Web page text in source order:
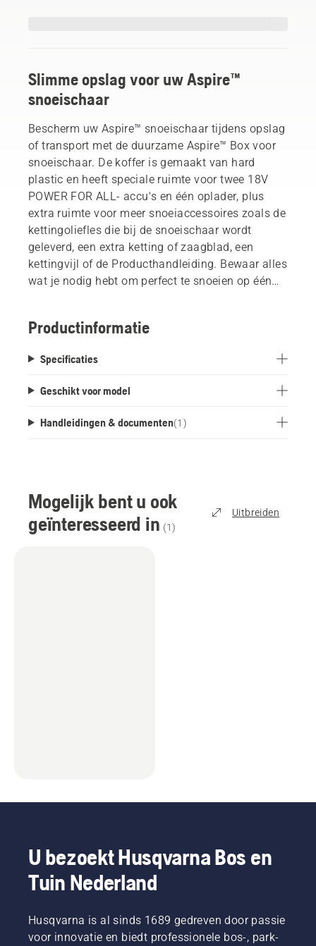
Slimme opslag voor uw Aspire™
snoeischaar
Bescherm uw Aspire™ snoeischaar tijdens opslag
of transport met de duurzame Aspire™ Box voor
snoeischaar. De koffer is gemaakt van hard
plastic en heeft speciale ruimte voor twee 18V
POWER FOR ALL- accu's en één oplader, plus
extra ruimte voor meer snoeiaccessoires zoals de
kettingoliefles die bij de snoeischaar wordt
geleverd, een extra ketting of zaagblad, een
kettingvijl of de Producthandleiding. Bewaar alles
wat je nodig hebt om perfect te snoeien op één
Productinformatie
Specificaties
Geschikt voor model
Handleidingen & documenten(1 )
Mogelijk bent u ook
geïnteresseerd in (1)
Uitbreiden
U bezoekt Husqvarna Bos en
Tuin Nederland
Husqvarna is al sinds 1689 gedreven door passie
voor innovatie en biedt professionele bos-, park-